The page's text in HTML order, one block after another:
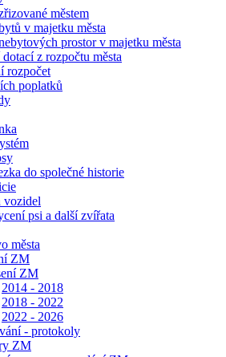
městem
v majetku města
prostor v majetku města
z rozpočtu města
rozpočet
poplatků
do společné historie
vozidel
psi a další zvířata
města
ZM
ZM
2014 - 2018
2018 - 2022
2022 - 2026
- protokoly
ZM